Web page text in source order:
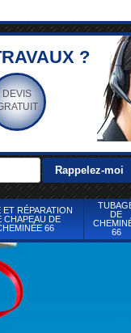
?
DEVIS
ET RÉPARATION
CHAPEAU DE
66
DE
66